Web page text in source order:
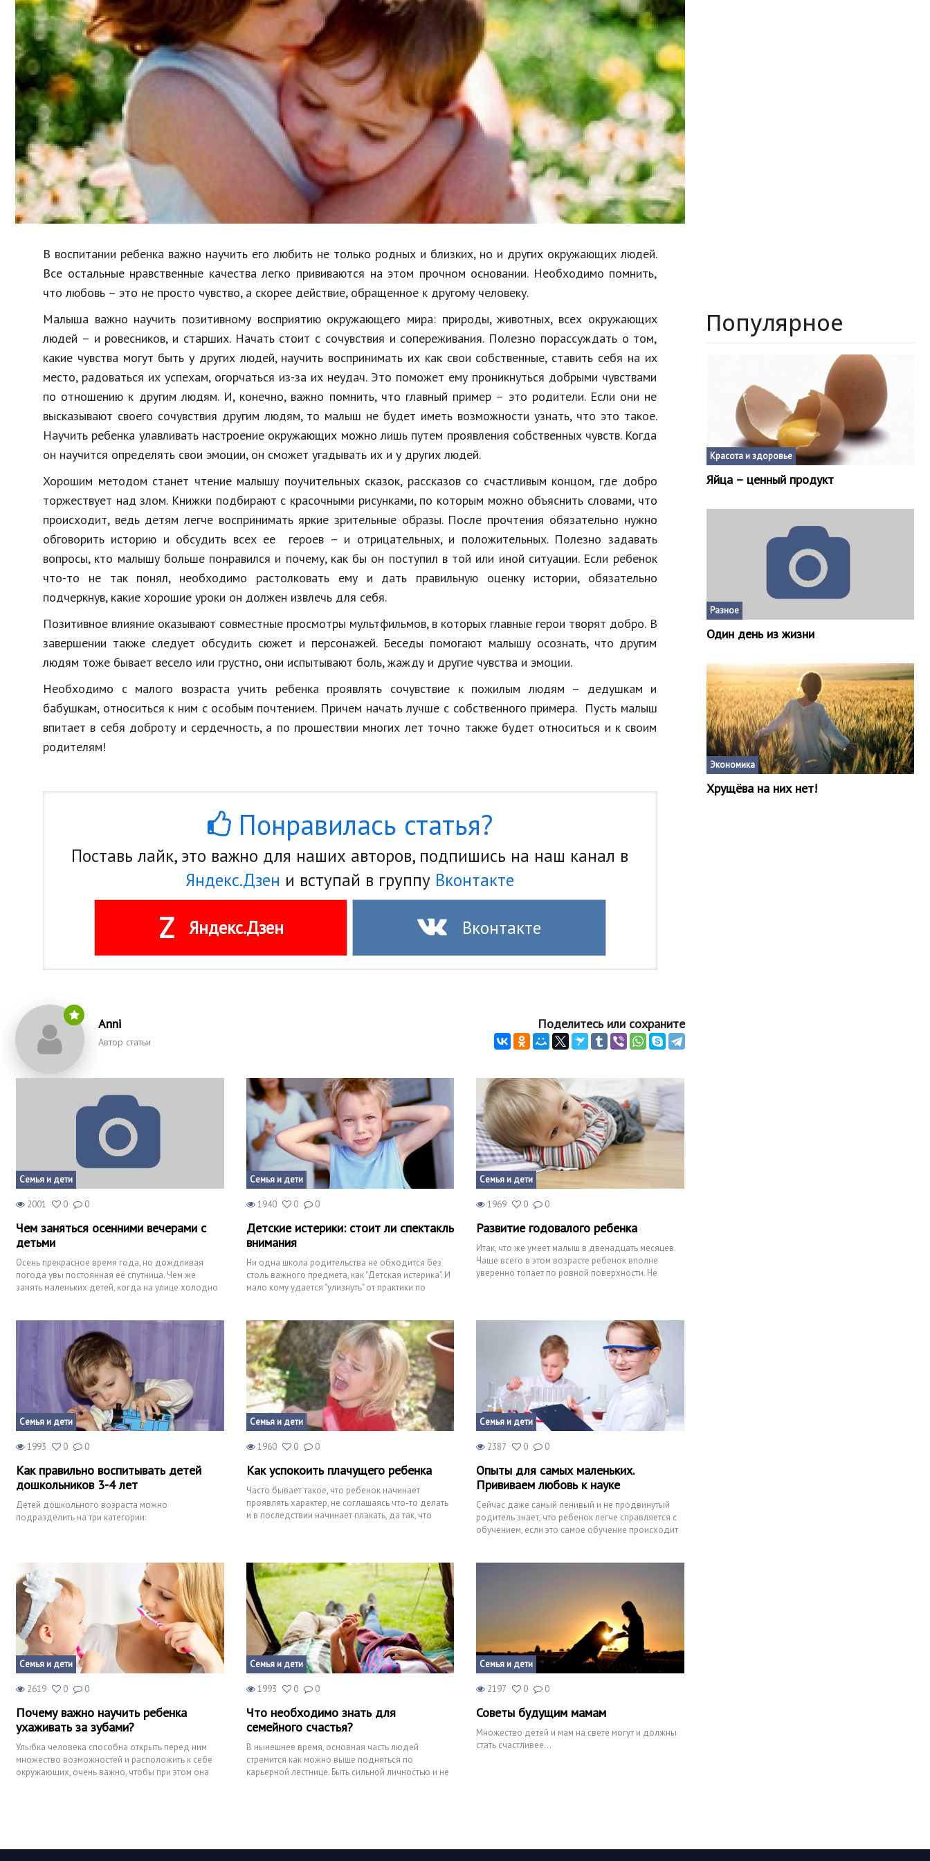
Образование
В мире
Культура
Авто, мото
Спорт
Знаменитости
Недвижимость
Спорт и фитнес
Психология и отношения
Творчество и рукоделие
Разное
Работа и бизнес
Животные
Еда и напитки
Мода и стиль
Бизнес
Хобби и развлечения
Финансы
Юриспруденция
Природа
Образование
Наука и технологии
В воспитании ребенка важно научить его любить не только родных и близких, но и других окружающих людей.
Все остальные нравственные качества легко прививаются на этом прочном основании. Необходимо помнить,
что любовь – это не просто чувство, а скорее действие, обращенное к другому человеку.
Малыша важно научить позитивному восприятию окружающего мира: природы, животных, всех окружающих
людей – и ровесников, и старших. Начать стоит с сочувствия и сопереживания. Полезно порассуждать о том,
какие чувства могут быть у других людей, научить воспринимать их как свои собственные, ставить себя на их
место, радоваться их успехам, огорчаться из-за их неудач. Это поможет ему проникнуться добрыми чувствами
по отношению к другим людям. И, конечно, важно помнить, что главный пример – это родители. Если они не
высказывают своего сочувствия другим людям, то малыш не будет иметь возможности узнать, что это такое.
Научить ребенка улавливать настроение окружающих можно лишь путем проявления собственных чувств. Когда
он научится определять свои эмоции, он сможет угадывать их и у других людей.
Хорошим методом станет чтение малышу поучительных сказок, рассказов со счастливым концом, где добро
торжествует над злом. Книжки подбирают с красочными рисунками, по которым можно объяснить словами, что
происходит, ведь детям легче воспринимать яркие зрительные образы. После прочтения обязательно нужно
обговорить историю и обсудить всех ее героев – и отрицательных, и положительных. Полезно задавать
вопросы, кто малышу больше понравился и почему, как бы он поступил в той или иной ситуации. Если ребенок
что-то не так понял, необходимо растолковать ему и дать правильную оценку истории, обязательно
подчеркнув, какие хорошие уроки он должен извлечь для себя.
Позитивное влияние оказывают совместные просмотры мультфильмов, в которых главные герои творят добро. В
завершении также следует обсудить сюжет и персонажей. Беседы помогают малышу осознать, что другим
людям тоже бывает весело или грустно, они испытывают боль, жажду и другие чувства и эмоции.
Необходимо с малого возраста учить ребенка проявлять сочувствие к пожилым людям – дедушкам и
бабушкам, относиться к ним с особым почтением. Причем начать лучше с собственного примера. Пусть малыш
впитает в себя доброту и сердечность, а по прошествии многих лет точно также будет относиться и к своим
родителям!
Понравилась статья?
Поставь лайк, это важно для наших авторов, подпишись на наш канал в
Яндекс.Дзен и вступай в группу Вконтакте
Z Яндекс.Дзен Вконтакте
Anni
Автор статьи
Поделитесь или сохраните
Семья и дети
2001 0 0
Чем заняться осенними вечерами с
детьми
Осень прекрасное время года, но дождливая
погода увы постоянная её спутница. Чем же
занять маленьких детей, когда на улице холодно
Семья и дети
1940 0 0
Детские истерики: стоит ли спектакль
внимания
Ни одна школа родительства не обходится без
столь важного предмета, как "Детская истерика". И
мало кому удается "улизнуть" от практики по
Семья и дети
1969 0 0
Развитие годовалого ребенка
Итак, что же умеет малыш в двенадцать месяцев.
Чаще всего в этом возрасте ребенок вполне
уверенно топает по ровной поверхности. Не
Семья и дети
1993 0 0
Как правильно воспитывать детей
дошкольников 3-4 лет
Детей дошкольного возраста можно
подразделить на три категории:
Семья и дети
1960 0 0
Как успокоить плачущего ребенка
Часто бывает такое, что ребенок начинает
проявлять характер, не соглашаясь что-то делать
и в последствии начинает плакать, да так, что
Семья и дети
2387 0 0
Опыты для самых маленьких.
Прививаем любовь к науке
Сейчас даже самый ленивый и не продвинутый
родитель знает, что ребенок легче справляется с
обучением, если это самое обучение происходит
Семья и дети
2619 0 0
Почему важно научить ребенка
ухаживать за зубами?
Улыбка человека способна открыть перед ним
множество возможностей и расположить к себе
окружающих, очень важно, чтобы при этом она
Семья и дети
1993 0 0
Что необходимо знать для
семейного счастья?
В нынешнее время, основная часть людей
стремится как можно выше подняться по
карьерной лестнице. Быть сильной личностью и не
Семья и дети
2197 0 0
Советы будущим мамам
Множество детей и мам на свете могут и должны
стать счастливее...
Популярное
Красота и здоровье
Яйца – ценный продукт
Разное
Один день из жизни
Экономика
Хрущёва на них нет!